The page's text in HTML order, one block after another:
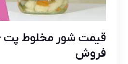
قیمت شور مخلوط پت
فروش